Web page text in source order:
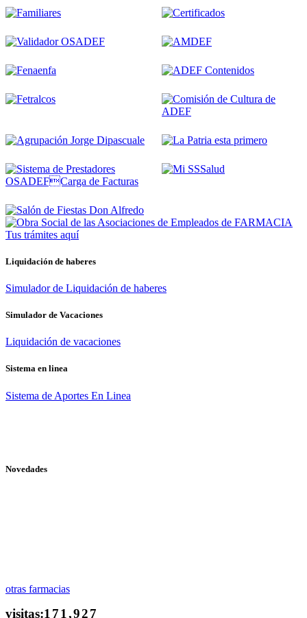
Tus trámites aquí
Liquidación de haberes
Simulador de Liquidación de haberes
Simulador de Vacaciones
Liquidación de vacaciones
Sistema en linea
Sistema de Aportes En Linea
Novedades
otras farmacias